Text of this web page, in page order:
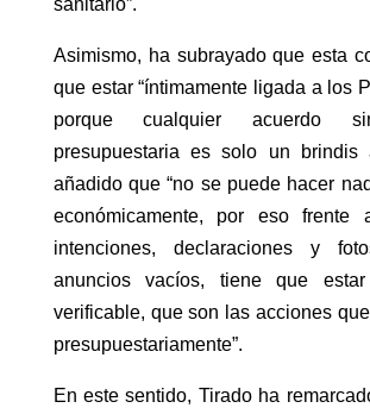
sanitario”.
Asimismo, ha subrayado que esta
que estar “íntimamente ligada a los
porque cualquier acuerdo
presupuestaria es solo un
añadido que “no se puede hacer
económicamente, por eso frente
intenciones, declaraciones y
anuncios vacíos, tiene que
verificable, que son las acciones
presupuestariamente”.
En este sentido, Tirado ha